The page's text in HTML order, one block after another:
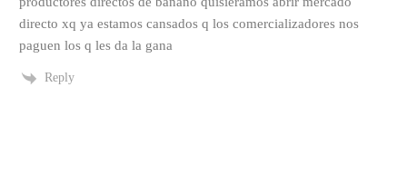
directo xq ya estamos cansados q los comercializadores nos
paguen los q les da la gana
Reply